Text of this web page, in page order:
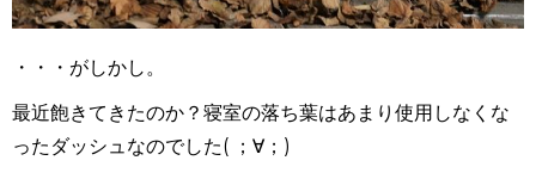
・・・がしかし。
最近飽きてきたのか？寝室の落ち葉はあまり使用しなくな
ったダッシュなのでした( ；∀；)